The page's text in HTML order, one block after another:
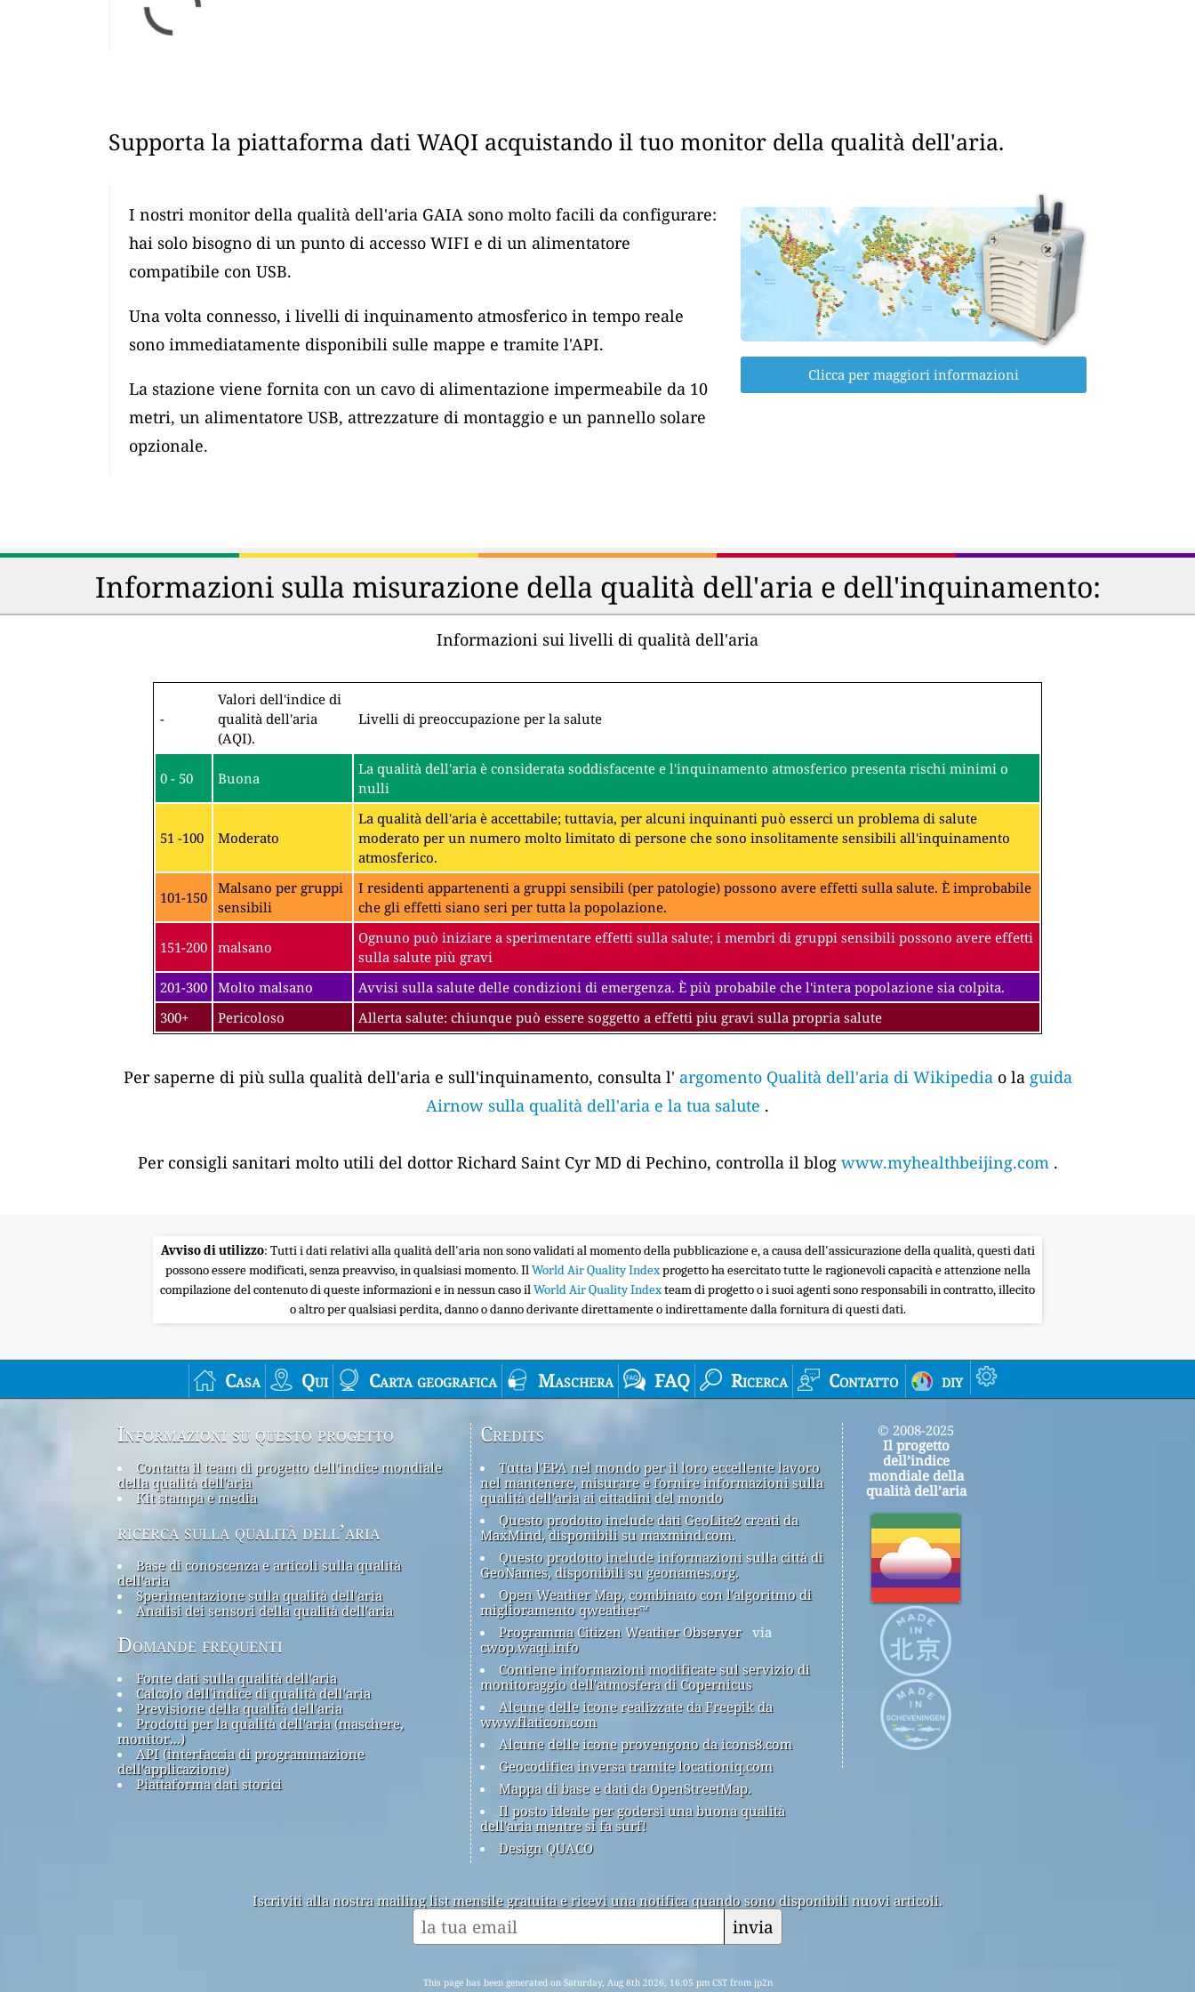
Supporta la piattaforma dati WAQI acquistando il tuo monitor della qualità dell'aria.
I nostri monitor della qualità dell'aria GAIA sono molto facili da configurare:
hai solo bisogno di un punto di accesso WIFI e di un alimentatore
compatibile con USB.
Una volta connesso, i livelli di inquinamento atmosferico in tempo reale
sono immediatamente disponibili sulle mappe e tramite l'API.
La stazione viene fornita con un cavo di alimentazione impermeabile da 10
metri, un alimentatore USB, attrezzature di montaggio e un pannello solare
opzionale.
Clicca per maggiori informazioni
Informazioni sulla misurazione della qualità dell'aria e dell'inquinamento:
Informazioni sui livelli di qualità dell'aria
-
Valori dell'indice di
qualità dell'aria
(AQI).
Livelli di preoccupazione per la salute
0 - 50 Buona
La qualità dell'aria è considerata soddisfacente e l'inquinamento atmosferico presenta rischi minimi o
nulli
51 -100 Moderato
La qualità dell'aria è accettabile; tuttavia, per alcuni inquinanti può esserci un problema di salute
moderato per un numero molto limitato di persone che sono insolitamente sensibili all'inquinamento
atmosferico.
101-150
Malsano per gruppi
sensibili
I residenti appartenenti a gruppi sensibili (per patologie) possono avere effetti sulla salute. È improbabile
che gli effetti siano seri per tutta la popolazione.
151-200 malsano
Ognuno può iniziare a sperimentare effetti sulla salute; i membri di gruppi sensibili possono avere effetti
sulla salute più gravi
201-300 Molto malsano
Avvisi sulla salute delle condizioni di emergenza. È più probabile che l'intera popolazione sia colpita.
300+
Pericoloso Allerta salute: chiunque può essere soggetto a effetti piu gravi sulla propria salute
Per saperne di più sulla qualità dell'aria e sull'inquinamento, consulta l' argomento Qualità dell'aria di Wikipediao la guida
Airnow sulla qualità dell'aria e la tua salute .
Per consigli sanitari molto utili del dottor Richard Saint Cyr MD di Pechino, controlla il blog www.myhealthbeijing.com.
Avviso di utilizzo: Tutti i dati relativi alla qualità dell'aria non sono validati al momento della pubblicazione e, a causa dell'assicurazione della qualità, questi dati
possono essere modificati, senza preavviso, in qualsiasi momento. IlWorld Air Quality Indexprogetto ha esercitato tutte le ragionevoli capacità e attenzione nella
compilazione del contenuto di queste informazioni e in nessun caso ilWorld Air Quality Indexteam di progetto o i suoi agenti sono responsabili in contratto, illecito
o altro per qualsiasi perdita, danno o danno derivante direttamente o indirettamente dalla fornitura di questi dati.
Casa Qui Carta geografica Maschera FAQ Ricerca Contatto diy
Informazioni su questo progetto
Contatta il team di progetto dell'indice mondiale
della qualità dell'aria
Kit stampa e media
ricerca sulla qualità dell’aria
Base di conoscenza e articoli sulla qualità
dell'aria
Sperimentazione sulla qualità dell'aria
Analisi dei sensori della qualità dell'aria
Domande frequenti
Fonte dati sulla qualità dell'aria
Calcolo dell'indice di qualità dell'aria
Previsione della qualità dell'aria
Prodotti per la qualità dell'aria (maschere,
monitor...)
API (interfaccia di programmazione
dell'applicazione)
Piattaforma dati storici
Credits
Tutta l'EPA nel mondo per il loro eccellente lavoro
nel mantenere, misurare e fornire informazioni sulla
qualità dell'aria ai cittadini del mondo
Questo prodotto include dati GeoLite2 creati da
MaxMind, disponibili su maxmind.com.
Questo prodotto include informazioni sulla città di
GeoNames, disponibili su geonames.org.
Open Weather Map, combinato con l'algoritmo di
miglioramento qweather™
Programma Citizen Weather Observer via
cwop.waqi.info
Contiene informazioni modificate sul servizio di
monitoraggio dell'atmosfera di Copernicus
Alcune delle icone realizzate da Freepik da
www.flaticon.com
Alcune delle icone provengono da icons8.com
Geocodifica inversa tramite locationiq.com
Mappa di base e dati da OpenStreetMap.
Il posto ideale per godersi una buona qualità
dell'aria mentre si fa surf!
Design QUACO
© 2008-2025
Il progetto
dell’indice
mondiale della
qualità dell’aria
Iscriviti alla nostra mailing list mensile gratuita e ricevi una notifica quando sono disponibili nuovi articoli.
invia
This page has been generated on Saturday, Aug 8th 2026, 16:05 pm CST from jp2n